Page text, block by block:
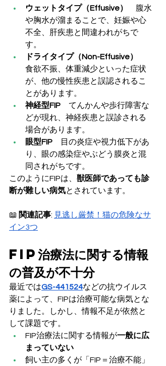
ウェットタイプ（Effusive）
腹水
や胸水が溜まることで、妊娠や心
不全、肝疾患と間違われがちで
す。
ドライタイプ（Non-Effusive）
食欲不振、体重減少といった症状
が、他の慢性疾患と誤認されるこ
とがあります。
神経型FIP てんかんや歩行障害な
どが現れ、神経疾患と誤診される
場合があります。
眼型FIP 目の炎症や視力低下があ
り、眼の感染症やぶどう膜炎と混
同されがちです。
このようにFIPは、 獣医師であっても診
断が難しい病気とされています。
📖 関連記事: 見逃し厳禁！猫の危険なサ
イン3つ
FIP治療法に関する情報
の普及が不十分
最近ではGS-441524などの抗ウイルス
薬によって、FIPは治療可能な病気とな
りました。しかし、情報不足が依然と
して課題です。
FIP治療法に関する情報が一般に広
まっていない
飼い主の多くが「FIP＝治療不能」